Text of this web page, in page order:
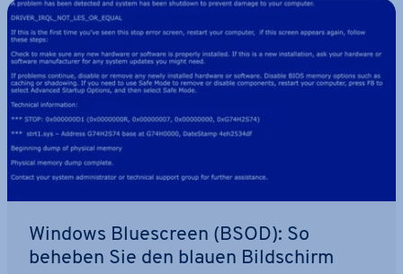
Windows Blue­screen (BSOD): So
beheben Sie den blauen Bild­schirm